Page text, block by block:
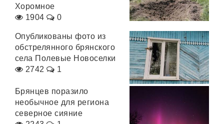
Хоромное
1904
0
Опубликованы фото из
обстрелянного брянского
села Полевые Новоселки
2742
1
Брянцев поразило
необычное для региона
северное сияние